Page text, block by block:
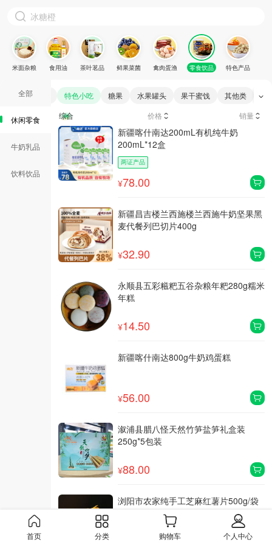
米面杂粮 食用油 茶叶茗品 鲜果菜菌 禽肉蛋渔 零食饮品 特色产品
全部
休闲零食
牛奶乳品
饮料饮品
麻辣肉/熟食 特色小吃 糖果 水果罐头 果干蜜饯 其他类
综合 价格 销量
新疆喀什南达200mL有机纯牛奶
200mL*12盒
两证产品
¥78.00
新疆昌吉楼兰西施楼兰西施牛奶坚果黑
麦代餐列巴切片400g
¥32.90
永顺县五彩糍粑五谷杂粮年粑280g糯米
年糕
¥14.50
新疆喀什南达800g牛奶鸡蛋糕
¥56.00
溆浦县腊八怪天然竹笋盐笋礼盒装
250g*5包装
¥88.00
浏阳市农家纯手工芝麻红薯片500g/袋
全国包邮【5袋起订】
首页 分类 购物车 个人中心